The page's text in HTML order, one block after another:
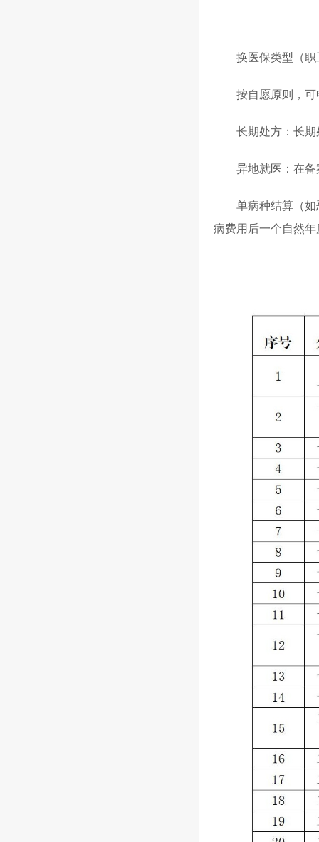
换医保类型（
按自愿原则，
长期处方：长
异地就医：在
单病种结算（
病费用后一个自然